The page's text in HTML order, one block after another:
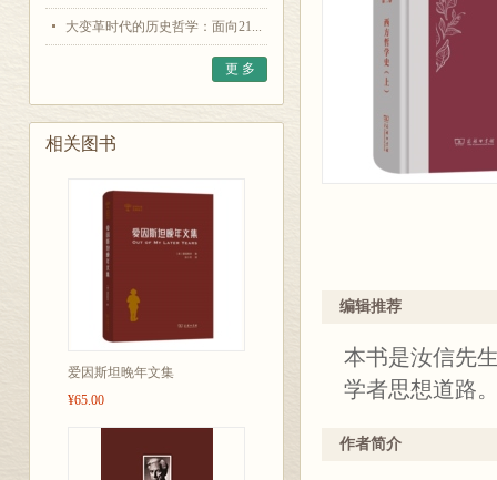
大变革时代的历史哲学：面向21...
更 多
相关图书
爱因斯坦晚年文集
¥65.00
编辑推荐
本书是汝信先
学者思想道路
作者简介